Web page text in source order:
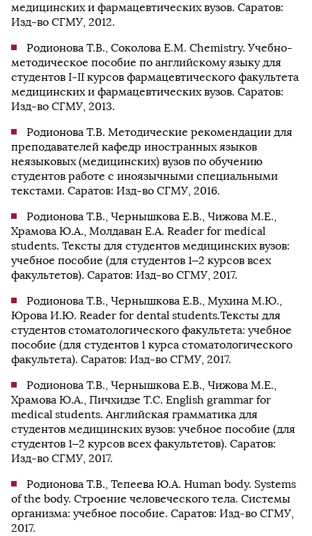
медицинских и фармацевтических вузов. Саратов:
Изд-во СГМУ, 2012.
Родионова Т.В., Соколова Е.М. Chemistry. Учебно-
методическое пособие по английскому языку для
студентов I-II курсов фармацевтического факультета
медицинских и фармацевтических вузов. Саратов:
Изд-во СГМУ, 2013.
Родионова Т.В. Методические рекомендации для
преподавателей кафедр иностранных языков
неязыковых (медицинских) вузов по обучению
студентов работе с иноязычными специальными
текстами. Саратов: Изд-во СГМУ, 2016.
Родионова Т.В., Чернышкова Е.В., Чижова М.Е.,
Храмова Ю.А., Молдаван Е.А. Reader for medical
students. Тексты для студентов медицинских вузов:
учебное пособие (для студентов 1–2 курсов всех
факультетов). Саратов: Изд-во СГМУ, 2017.
Родионова Т.В., Чернышкова Е.В., Мухина М.Ю.,
Юрова И.Ю. Reader for dental students.Тексты для
студентов стоматологического факультета: учебное
пособие (для студентов 1 курса стоматологического
факультета). Саратов: Изд-во СГМУ, 2017.
Родионова Т.В., Чернышкова Е.В., Чижова М.Е.,
Храмова Ю.А., Пичхидзе Т.С. English grammar for
medical students. Английская грамматика для
студентов медицинских вузов: учебное пособие (для
студентов 1–2 курсов всех факультетов). Саратов:
Изд-во СГМУ, 2017.
Родионова Т.В., Тепеева Ю.А. Human body. Systems
of the body. Строение человеческого тела. Системы
организма: учебное пособие. Саратов: Изд-во СГМУ,
2017.